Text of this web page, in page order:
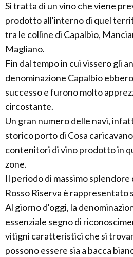
Si tratta di un vino che viene
prodotto all'interno di quel
tra le colline di Capalbio,
Magliano.
Fin dal tempo in cui vissero gli
denominazione Capalbio
successo e furono molto
circostante.
Un gran numero delle navi,
storico porto di Cosa
contenitori di vino prodotto in
zone.
Il periodo di massimo splendore
Rosso Riserva è rappresentato
Al giorno d'oggi, la
essenziale segno di
vitigni caratteristici che si
possono essere sia a bacca